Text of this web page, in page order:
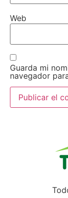
Web
Guarda mi
navegador